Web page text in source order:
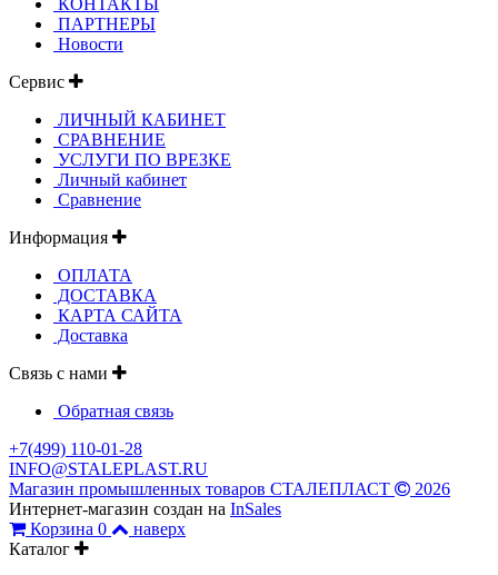
ПАРТНЕРЫ
Новости
Сервис
ЛИЧНЫЙ КАБИНЕТ
СРАВНЕНИЕ
УСЛУГИ ПО ВРЕЗКЕ
Личный кабинет
Сравнение
Информация
ОПЛАТА
ДОСТАВКА
КАРТА САЙТА
Доставка
Связь с нами
Обратная связь
+7(499) 110-01-28
INFO@STALEPLAST.RU
Магазин промышленных товаров СТАЛЕПЛАСТ
2026
Интернет-магазин создан на InSales
Корзина 0
наверх
Каталог